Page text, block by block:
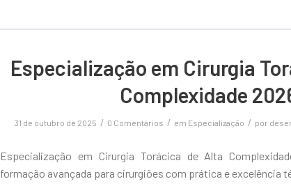
Especialização em Cirurgia
Complexidade
31 de outubro de 2025 / 0 Comentários / em Especialização / por
Especialização em Cirurgia Torácica de Alta
formação avançada para cirurgiões com prática e excelência